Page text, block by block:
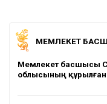
МЕМЛЕКЕТ
Мемлекет басшысы
облысының